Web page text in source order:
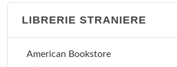
piazza Giuseppe Garibaldi 10, Melzo
LIBRERIE STRANIERE
American Bookstore